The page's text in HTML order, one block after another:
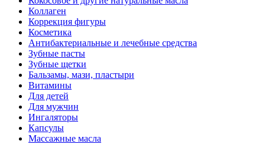
Коллаген
Коррекция фигуры
Косметика
Антибактериальные и лечебные средства
Зубные пасты
Зубные щетки
Бальзамы, мази, пластыри
Витамины
Для детей
Для мужчин
Ингаляторы
Капсулы
Массажные масла